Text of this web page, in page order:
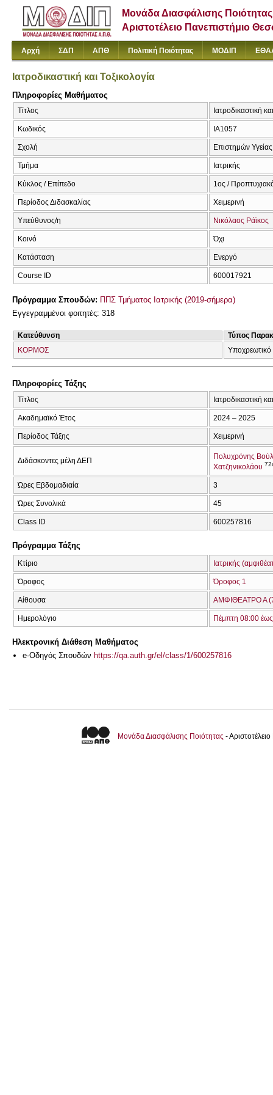
Μονάδα Διασφάλισης Ποιότητας
Αριστοτέλειο Πανεπιστήμιο
Αρχή ΣΔΠ ΑΠΘ Πολιτική Ποιότητας ΜΟΔΙΠ
Ιατροδικαστική και Τοξικολογία
Πληροφορίες Μαθήματος
Τίτλος Ιατροδικαστική
Κωδικός ΙΑ1057
Σχολή Επιστημών Υγείας
Τμήμα Ιατρικής
Κύκλος / Επίπεδο 1ος /
Περίοδος Διδασκαλίας Χειμερινή
Υπεύθυνος/η Νικόλαος Ράϊκος
Κοινό Όχι
Κατάσταση Ενεργό
Course ID 600017921
Πρόγραμμα Σπουδών: ΠΠΣ Τμήματος Ιατρικής (2019-σήμερα)
Εγγεγραμμένοι φοιτητές: 318
Κατεύθυνση
Τύπος
ΚΟΡΜΟΣ
Υποχρεωτικό
Πληροφορίες Τάξης
Τίτλος Ιατροδικαστική
Ακαδημαϊκό Έτος 2024 – 2025
Περίοδος Τάξης Χειμερινή
Διδάσκοντες μέλη ΔΕΠ
Πολυχρόνης
Χατζηνικολάου
Ώρες Εβδομαδιαία 3
Ώρες Συνολικά 45
Class ID 600257816
Πρόγραμμα Τάξης
Κτίριο Ιατρικής
Όροφος Όροφος 1
Αίθουσα ΑΜΦΙΘΕΑΤΡΟ Α
Ημερολόγιο Πέμπτη 08:00
Ηλεκτρονική Διάθεση Μαθήματος
e-Οδηγός Σπουδών https://qa.auth.gr/el/class/1/600257816
Μονάδα Διασφάλισης Ποιότητας -